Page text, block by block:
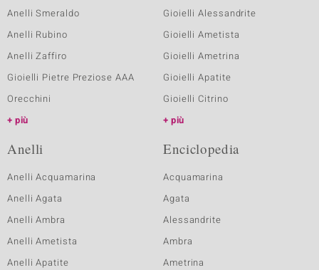
Anelli Smeraldo
Anelli Rubino
Anelli Zaffiro
Gioielli Pietre Preziose AAA
Orecchini
più
Gioielli Alessandrite
Gioielli Ametista
Gioielli Ametrina
Gioielli Apatite
Gioielli Citrino
più
Anelli
Anelli Acquamarina
Anelli Agata
Anelli Ambra
Anelli Ametista
Anelli Apatite
Enciclopedia
Acquamarina
Agata
Alessandrite
Ambra
Ametrina